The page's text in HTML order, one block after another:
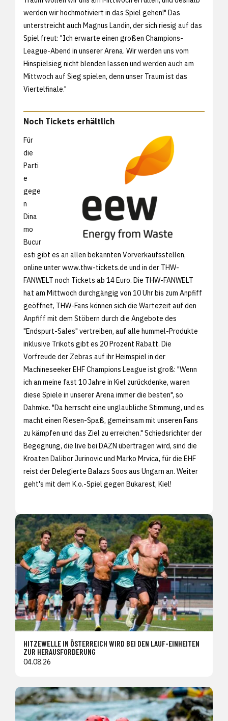
werden wir hochmotiviert in das Spiel gehen!" Das
unterstreicht auch Magnus Landin, der sich riesig auf das
Spiel freut: "Ich erwarte einen großen Champions-
League-Abend in unserer Arena. Wir werden uns vom
Hinspielsieg nicht blenden lassen und werden auch am
Mittwoch auf Sieg spielen, denn unser Traum ist das
Viertelfinale."
Noch Tickets erhältlich
Für
die
Parti
e
gege
n
Dina
mo
Bucur
esti gibt es an allen bekannten Vorverkaufsstellen,
online unter www.thw-tickets.de und in der THW-
FANWELT noch Tickets ab 14 Euro. Die THW-FANWELT
hat am Mittwoch durchgängig von 10 Uhr bis zum Anpfiff
geöffnet, THW-Fans können sich die Wartezeit auf den
Anpfiff mit dem Stöbern durch die Angebote des
"Endspurt-Sales" vertreiben, auf alle hummel-Produkte
inklusive Trikots gibt es 20 Prozent Rabatt. Die
Vorfreude der Zebras auf ihr Heimspiel in der
Machineseeker EHF Champions League ist groß: "Wenn
ich an meine fast 10 Jahre in Kiel zurückdenke, waren
diese Spiele in unserer Arena immer die besten", so
Dahmke. "Da herrscht eine unglaubliche Stimmung, und es
macht einen Riesen-Spaß, gemeinsam mit unseren Fans
zu kämpfen und das Ziel zu erreichen." Schiedsrichter der
Begegnung, die live bei DAZN übertragen wird, sind die
Kroaten Dalibor Jurinovic und Marko Mrvica, für die EHF
reist der Delegierte Balazs Soos aus Ungarn an. Weiter
geht's mit dem K.o.-Spiel gegen Bukarest, Kiel!
HITZEWELLE IN ÖSTERREICH WIRD BEI DEN LAUF-EINHEITEN
ZUR HERAUSFORDERUNG
04.08.26